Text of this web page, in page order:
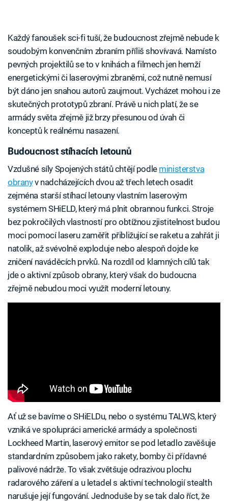
Každý fanoušek sci-fi tuší, že budoucnost zřejmě nebude k
soudobým konvenčním zbraním příliš shovívavá. Namísto
pevných projektilů se to v knihách a filmech jen hemží
energetickými či laserovými zbraněmi, což nutně nemusí
být dáno jen snahou autorů zaujmout. Vycházet mohou i ze
skutečných prototypů zbraní. Právě u nich platí, že se
armády světa zřejmě již brzy přesunou od úvah či
konceptů k reálnému nasazení.
Budoucnost stíhacích letounů
Vzdušné síly Spojených států chtějí podle ministerstva
obranyv nadcházejících dvou až třech letech osadit
zejména starší stíhací letouny vlastním laserovým
systémem SHiELD, který má plnit obrannou funkci. Stroje
bez pokročilých vlastností pro obtížnou zjistitelnost budou
moci pomocí laseru zaměřit přibližující se raketu a zahřát ji
natolik, až svévolně exploduje nebo alespoň dojde ke
zničení naváděcích prvků. Na rozdíl od klamných cílů tak
jde o aktivní způsob obrany, který však do budoucna
zřejmě nebudou moci využít moderní letouny.
Ať už se bavíme o SHiELDu, nebo o systému TALWS, který
vzniká ve spolupráci americké armády a společnosti
Lockheed Martin, laserový emitor se pod letadlo zavěšuje
standardním způsobem jako rakety, bomby či přídavné
palivové nádrže. To však zvětšuje odrazivou plochu
radarového záření a u letadel s aktivní technologií stealth
narušuje její fungování. Jednoduše by se tak dalo říct, že